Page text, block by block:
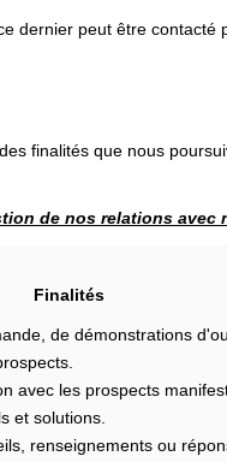
dernier peut être
finalités que nous
de nos relations avec
Finalités
de démonstrations
avec les prospects
et solutions.
renseignements ou